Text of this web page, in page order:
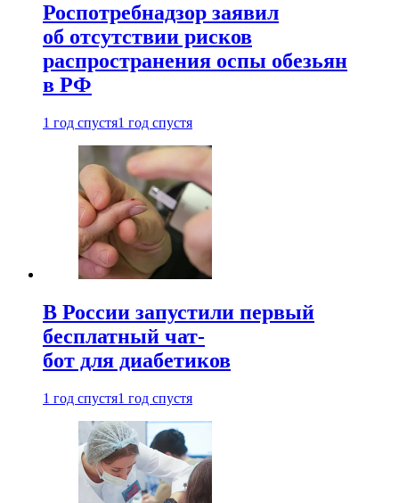
Роспотребнадзор заявил
об отсутствии рисков
распространения оспы обезьян
в РФ
1 год спустя1 год спустя
В России запустили первый
бесплатный чат-
бот для диабетиков
1 год спустя1 год спустя